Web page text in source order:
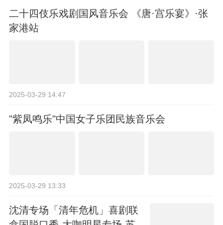
二十四伎乐戏剧国风音乐会 《唐·宫乐宴》·张
家港站
2025-03-29 14:47
"紫凤鸣乐"中国女子乐团民族音乐会
2025-03-29 13:33
沈清专场「清年危机」喜剧联